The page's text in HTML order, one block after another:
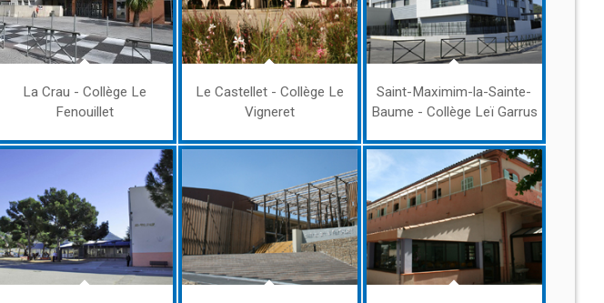
La Crau - Collège Le
Fenouillet
Le Castellet - Collège Le
Vigneret
Saint-Maximim-la-Sainte-
Baume - Collège Leï Garrus